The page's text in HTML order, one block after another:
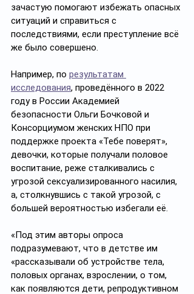
зачастую помогают избежать опасных
ситуаций и справиться с
последствиями, если преступление всё
же было совершено.
Например, по результатам
исследования, проведённого в 2022
году в России Академией
безопасности Ольги Бочковой и
Консорциумом женских НПО при
поддержке проекта «Тебе поверят»,
девочки, которые получали половое
воспитание, реже сталкивались с
угрозой сексуализированного насилия,
а, столкнувшись с такой угрозой, с
большей вероятностью избегали её.
«Под этим авторы опроса
подразумевают, что в детстве им
«рассказывали об устройстве тела,
половых органах, взрослении, о том,
как появляются дети, репродуктивном